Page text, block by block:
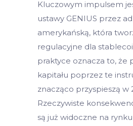
Kluczowym impulsem
ustawy GENIUS przez
amerykańską, która
regulacyjne dla
praktyce oznacza to, że
kapitału poprzez te
znacząco przyspieszą w
Rzeczywiste
są już widoczne na